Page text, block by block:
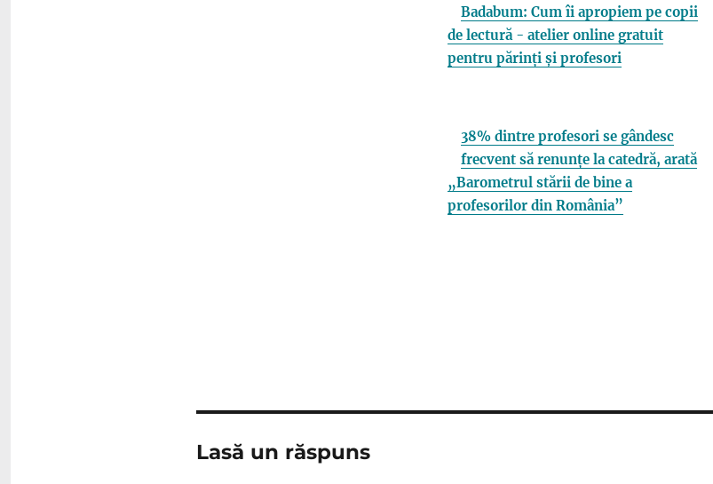
Badabum: Cum îi apropiem pe copii
de lectură - atelier online gratuit
pentru părinți și profesori
38% dintre profesori se gândesc
frecvent să renunțe la catedră, arată
„Barometrul stării de bine a
profesorilor din România”
Lasă un răspuns